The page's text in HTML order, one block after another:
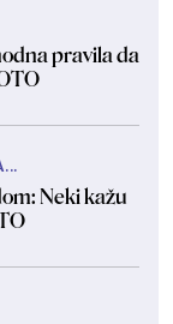
pravila da
Neki kažu